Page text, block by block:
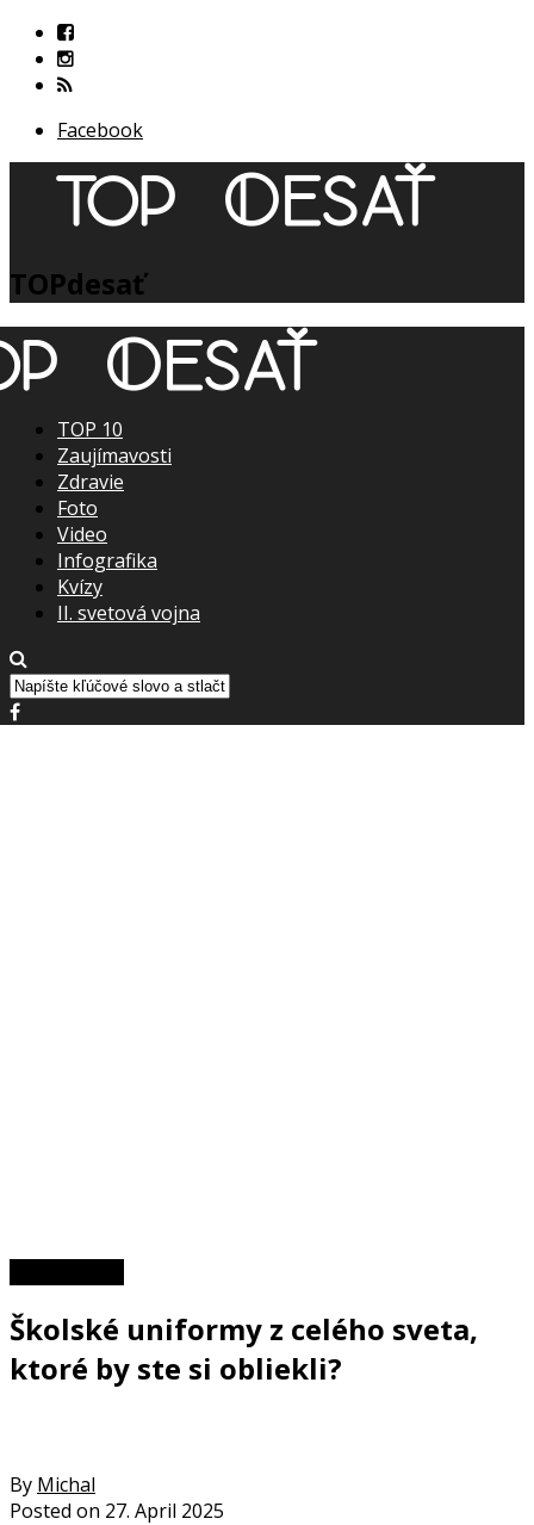
Facebook
TOPdesať
TOP 10
Zaujímavosti
Zdravie
Foto
Video
Infografika
Kvízy
II. svetová vojna
Školské uniformy z celého sveta,
ktoré by ste si obliekli?
By Michal
Posted on 27. April 2025